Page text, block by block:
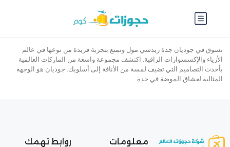
تسوق في جوديان جدة ريدسي مول وتمتع بتجربة فريدة من نوعها في عالم
الأزياء والإكسسوارات الراقية. اكتشف مجموعة واسعة من الماركات العالمية
بأحدث التصاميم التي تضيف لمسة من الأناقة إلى أسلوبك. جوديان هو الوجهة
المثالية لعشاق الموضة في جدة.
معلومات
روابط تهمك